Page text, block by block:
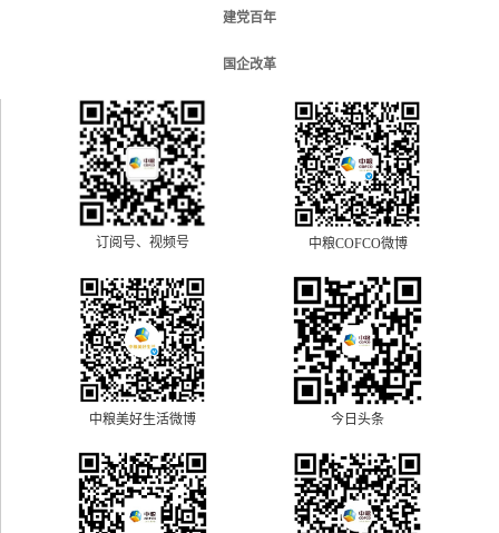
建党百年
国企改革
订阅号、视频号 中粮COFCO微博
中粮美好生活微博 今日头条